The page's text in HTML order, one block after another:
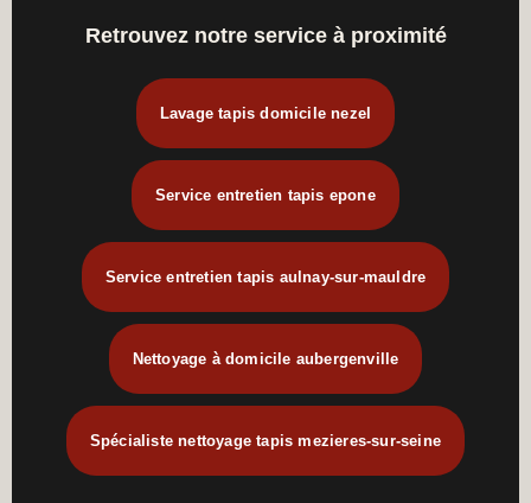
Retrouvez notre service à proximité
Lavage tapis domicile nezel
Service entretien tapis epone
Service entretien tapis aulnay-sur-mauldre
Nettoyage à domicile aubergenville
Spécialiste nettoyage tapis mezieres-sur-seine